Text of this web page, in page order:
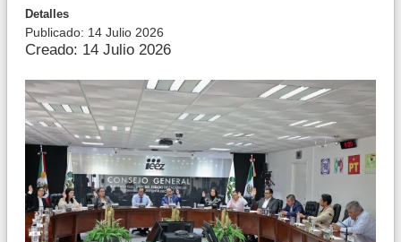
Detalles
Publicado: 14 Julio 2026
Creado: 14 Julio 2026